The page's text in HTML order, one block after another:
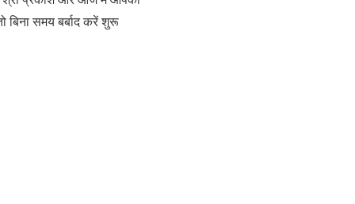
बिना समय बर्बाद करें शुरू